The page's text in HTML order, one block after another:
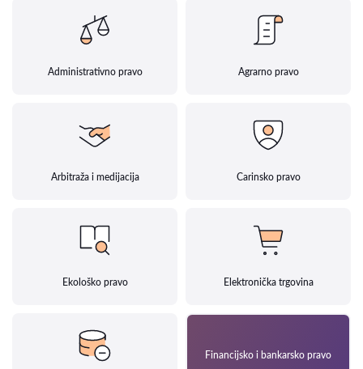
Administrativno pravo Agrarno pravo
Arbitraža i medijacija Carinsko pravo
Ekološko pravo Elektronička trgovina
Financijsko i bankarsko pravo